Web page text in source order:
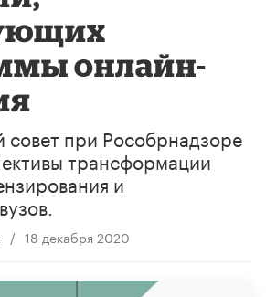
онлайн-
при Рособрнадзоре
трансформации
и
/ 18 декабря 2020